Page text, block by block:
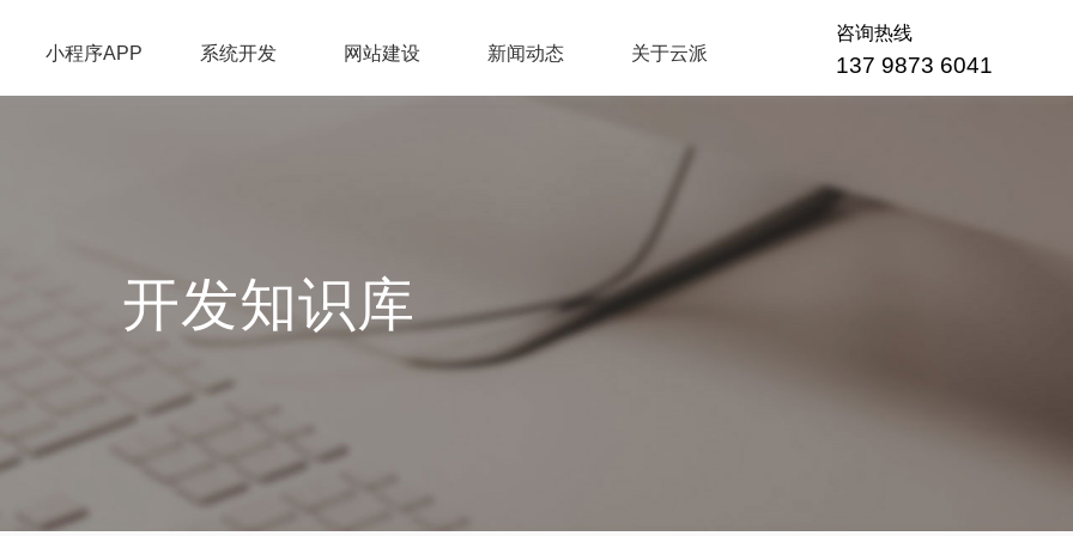
小程序APP 系统开发 网站建设 新闻动态 关于云派
咨询热线
137 9873 6041
开发知识库